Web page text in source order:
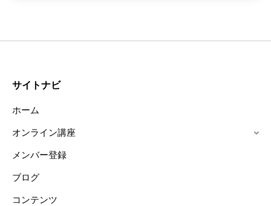
サイトナビ
ホーム
オンライン講座
メンバー登録
ブログ
コンテンツ